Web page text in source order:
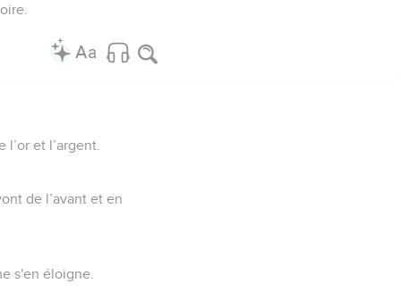
et l’argent.
de l’avant et en
s'en éloigne.